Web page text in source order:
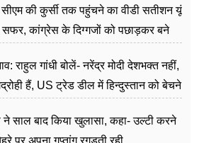
की कुर्सी तक पहुंचने का वीडी सतीशन यूं
सफर, कांग्रेस के दिग्गजों को पछाड़कर बने
राहुल गांधी बोलें- नरेंद्र मोदी देशभक्त नहीं,
हैं, US ट्रेड डील में हिन्दुस्तान को बेचने
ने साल बाद किया खुलासा, कहा- उल्टी करने
पर अपना गुप्तांग रगड़ती रही